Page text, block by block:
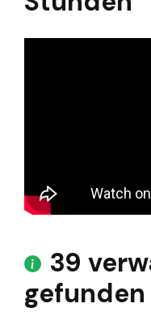
39
gefunden